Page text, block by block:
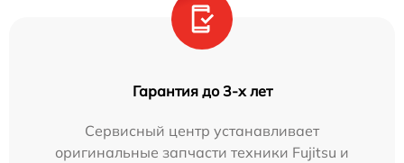
Гарантия до 3-х лет
Сервисный центр устанавливает
оригинальные запчасти техники Fujitsu и